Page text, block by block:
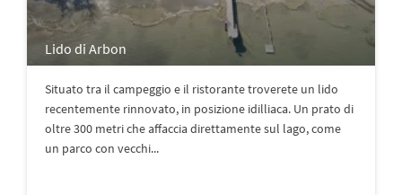
Lido di Arbon
Situato tra il campeggio e il ristorante troverete un lido
recentemente rinnovato, in posizione idilliaca. Un prato di
oltre 300 metri che affaccia direttamente sul lago, come
un parco con vecchi...